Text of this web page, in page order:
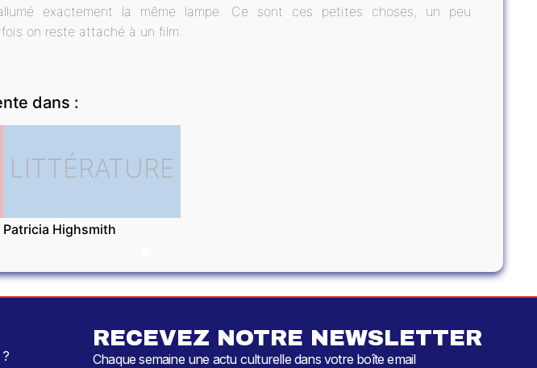
exactement la même lampe. Ce sont ces petites choses, un peu
on reste attaché à un film.
dans :
LITTÉRATURE
Patricia Highsmith
RECEVEZ NOTRE NEWSLETTER
Chaque semaine une actu culturelle dans votre boîte email